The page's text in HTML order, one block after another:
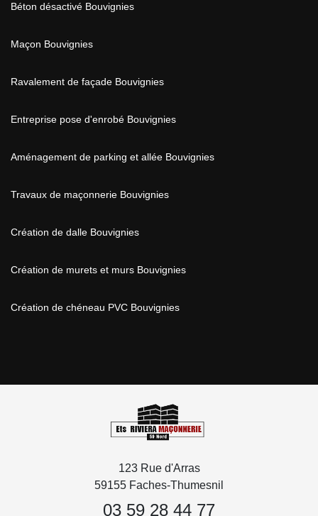
Béton désactivé Bouvignies
Maçon Bouvignies
Ravalement de façade Bouvignies
Entreprise pose d'enrobé Bouvignies
Aménagement de parking et allée Bouvignies
Travaux de maçonnerie Bouvignies
Création de dalle Bouvignies
Création de murets et murs Bouvignies
Création de chéneau PVC Bouvignies
123 Rue d'Arras
59155 Faches-Thumesnil
03 59 28 44 77